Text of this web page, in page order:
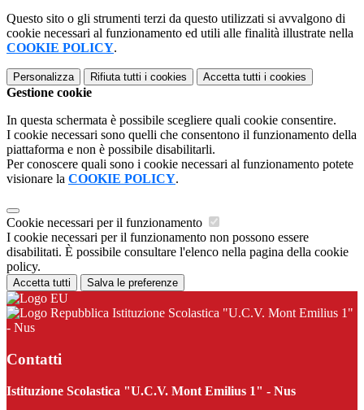
Questo sito o gli strumenti terzi da questo utilizzati si avvalgono di
cookie necessari al funzionamento ed utili alle finalità illustrate nella
COOKIE POLICY.
Personalizza Rifiuta tutti i cookies Accetta tutti i cookies
Gestione cookie
In questa schermata è possibile scegliere quali cookie consentire.
I cookie necessari sono quelli che consentono il funzionamento della
piattaforma e non è possibile disabilitarli.
Per conoscere quali sono i cookie necessari al funzionamento potete
visionare la COOKIE POLICY.
Cookie necessari per il funzionamento
I cookie necessari per il funzionamento non possono essere
disabilitati. È possibile consultare l'elenco nella pagina della cookie
policy.
Accetta tutti Salva le preferenze
Istituzione Scolastica "U.C.V. Mont Emilius 1"
- Nus
Contatti
Istituzione Scolastica "U.C.V. Mont Emilius 1" - Nus